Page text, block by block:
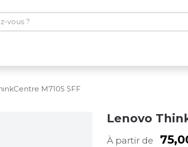
M710S SFF
Lenovo
À partir de